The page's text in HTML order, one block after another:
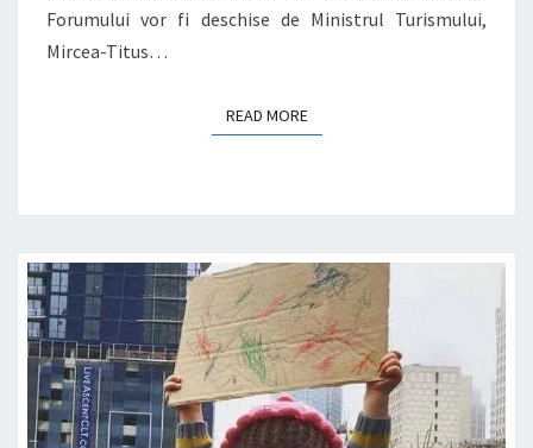
Forumului vor fi deschise de Ministrul Turismului,
Mircea-Titus…
READ MOREREAD MORE